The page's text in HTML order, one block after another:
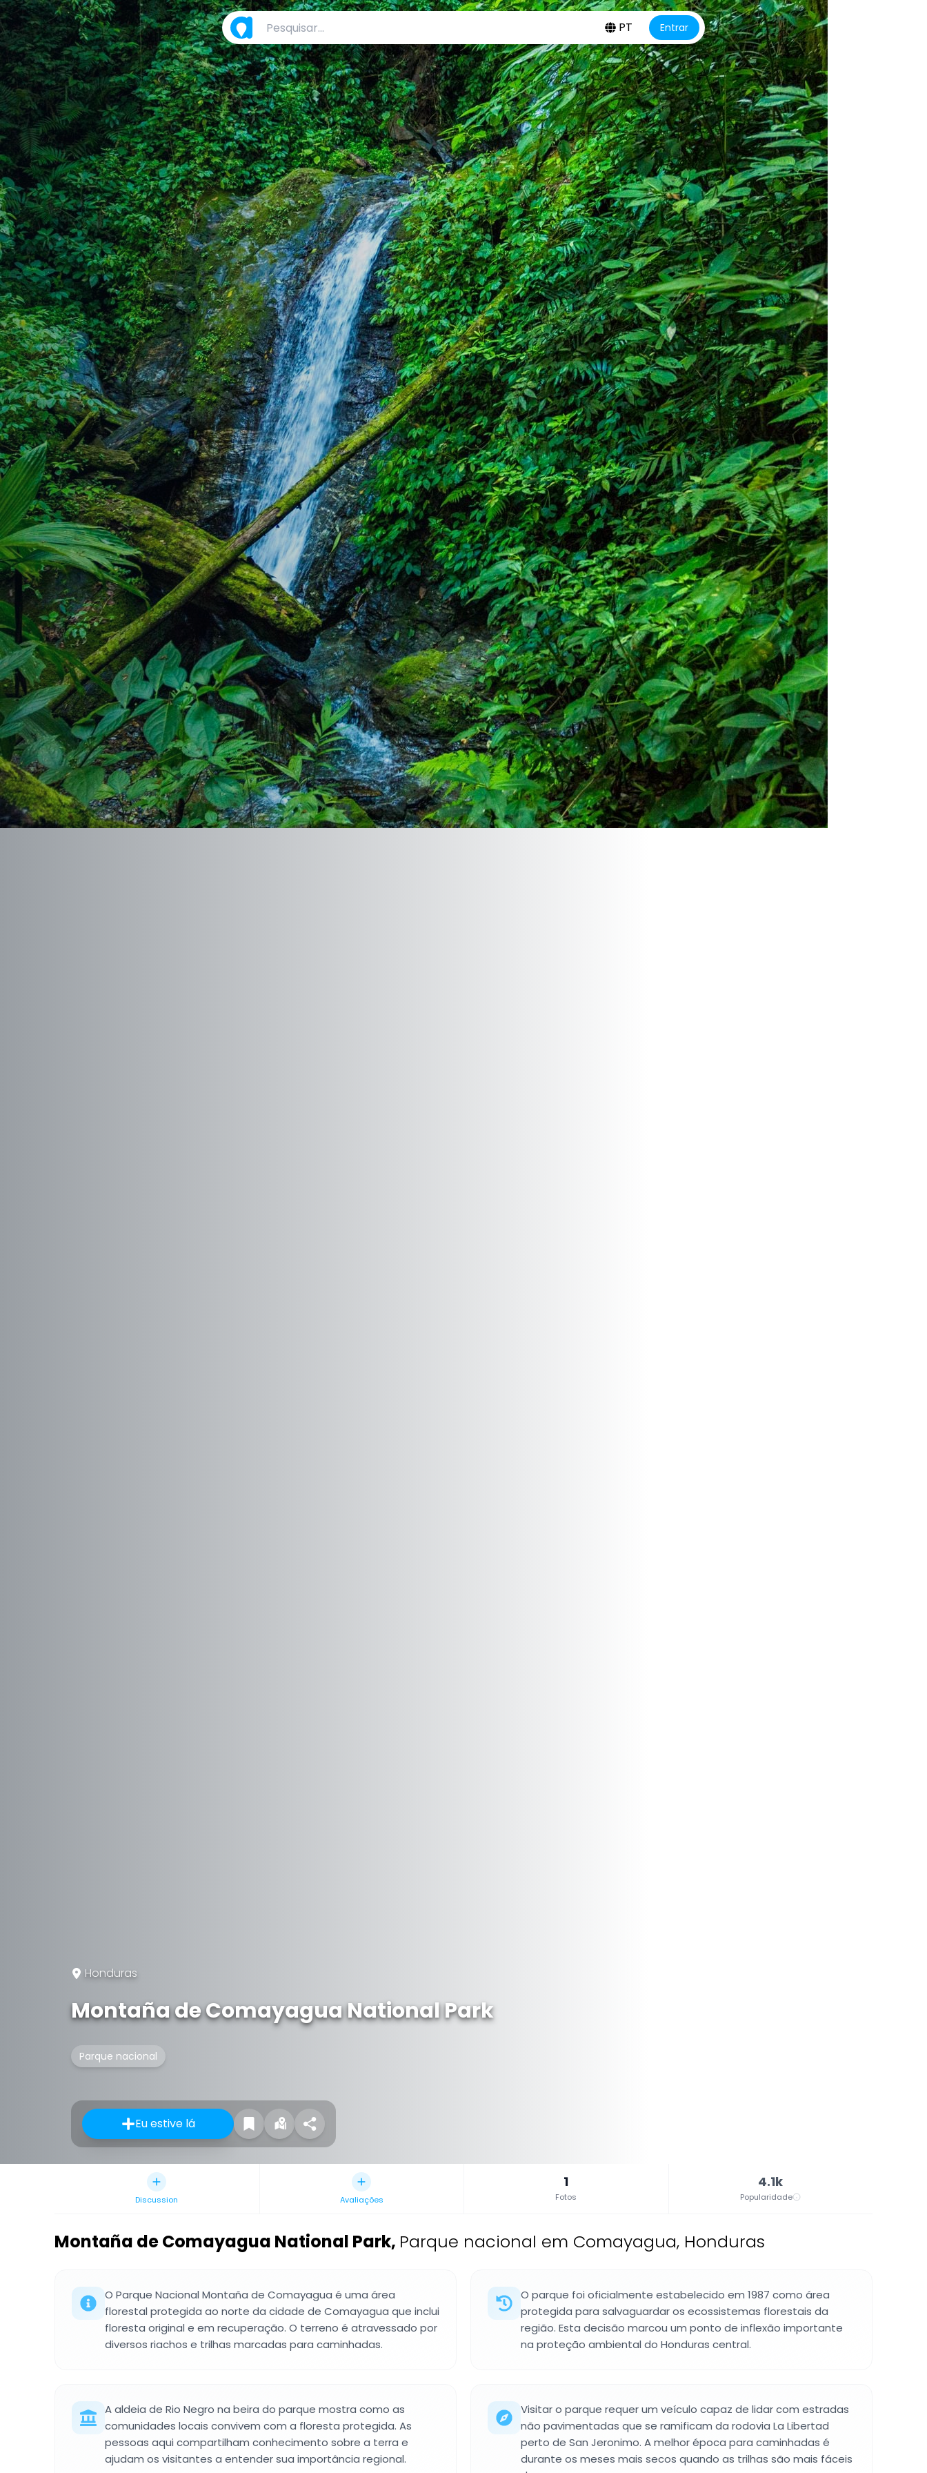
PT Entrar
Honduras
Montaña de Comayagua National Park
Parque nacional
Eu estive lá
Discussion Avaliações
1
Fotos
4.1k
Popularidade
Montaña de Comayagua National Park, Parque nacional em Comayagua, Honduras
O Parque Nacional Montaña de Comayagua é uma área
florestal protegida ao norte da cidade de Comayagua que inclui
floresta original e em recuperação. O terreno é atravessado por
diversos riachos e trilhas marcadas para caminhadas.
O parque foi oficialmente estabelecido em 1987 como área
protegida para salvaguardar os ecossistemas florestais da
região. Esta decisão marcou um ponto de inflexão importante
na proteção ambiental do Honduras central.
A aldeia de Rio Negro na beira do parque mostra como as
comunidades locais convivem com a floresta protegida. As
pessoas aqui compartilham conhecimento sobre a terra e
ajudam os visitantes a entender sua importância regional.
Visitar o parque requer um veículo capaz de lidar com estradas
não pavimentadas que se ramificam da rodovia La Libertad
perto de San Jeronimo. A melhor época para caminhadas é
durante os meses mais secos quando as trilhas são mais fáceis